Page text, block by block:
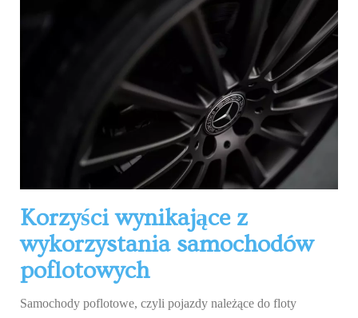
Korzyści wynikające z
wykorzystania samochodów
poflotowych
Samochody poflotowe, czyli pojazdy należące do floty